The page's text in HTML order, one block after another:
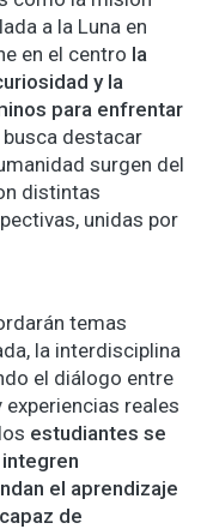
a la Luna en
en el centro la
y la
para enfrentar
destacar
surgen del
distintas
unidas por
temas
la interdisciplina
el diálogo entre
experiencias reales
estudiantes se
el aprendizaje
de